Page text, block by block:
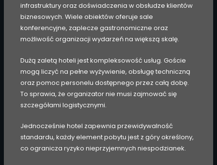
infrastruktury oraz doświadczenia w obsłudze klientów
biznesowych. Wiele obiektów oferuje sale
konferencyjne, zaplecze gastronomiczne oraz
możliwość organizacji wydarzeń na większą skalę.
Dużą zaletą hoteli jest kompleksowość usług. Goście
mogą liczyć na pełne wyżywienie, obsługę techniczną
oraz pomoc personelu dostępnego przez całą dobę.
To sprawia, że organizator nie musi zajmować się
szczegółami logistycznymi.
Jednocześnie hotel zapewnia przewidywalność
standardu, każdy element pobytu jest z góry określony,
co ogranicza ryzyko nieprzyjemnych niespodzianek.